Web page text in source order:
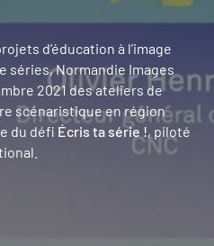
d’éducation à l’image
séries, Normandie Images
2021 des ateliers de
scénaristique en région
du défi Écris ta série !, piloté